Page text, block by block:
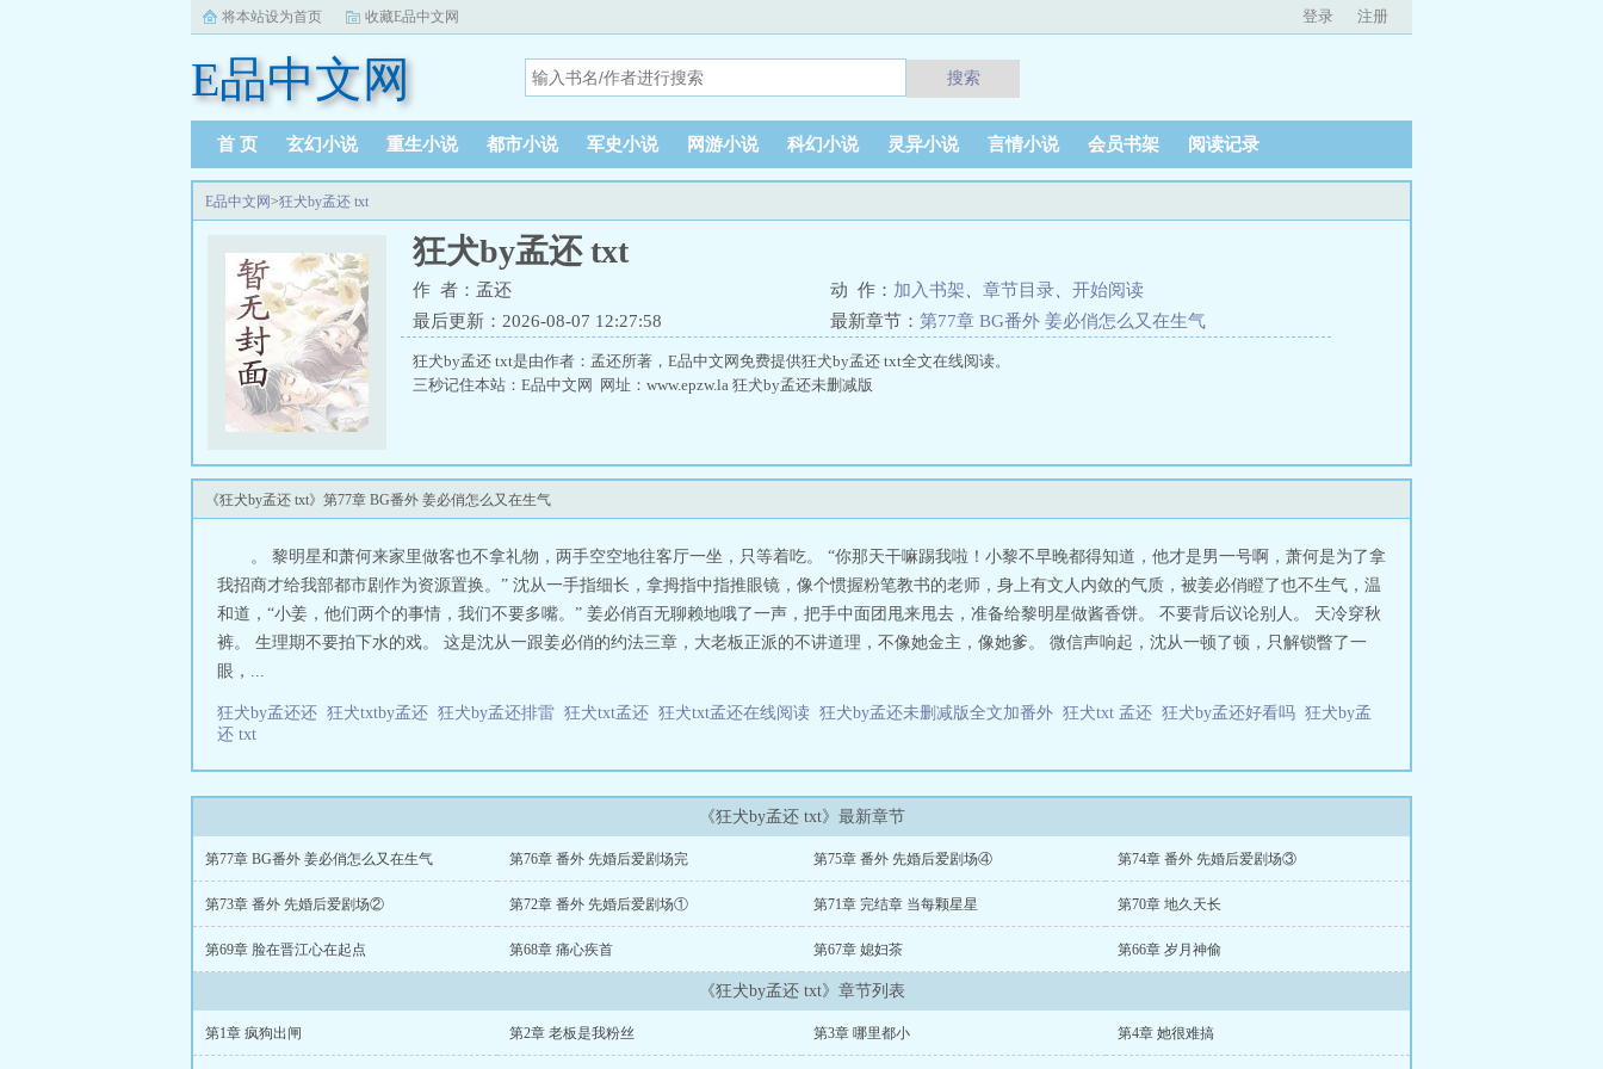
将本站设为首页 收藏E品中文网 登录 注册
E品中文网 搜索
首 页 玄幻小说 重生小说 都市小说 军史小说 网游小说 科幻小说 灵异小说 言情小说 会员书架 阅读记录
E品中文网>狂犬by孟还 txt
狂犬by孟还 txt
作 者：孟还 动 作： 加入书架 章节目录
开始阅读
最后更新：2026-08-07 12:27:58
最新章节： 第77章 BG番外 姜必俏怎么又在生气
狂犬by孟还 txt是由作者：孟还所著，E品中文网免费提供狂犬by孟还 txt全文在线阅读。
三秒记住本站：E品中文网 网址：www.epzw.la 狂犬by孟还未删减版
《狂犬by孟还 txt》第77章 BG番外 姜必俏怎么又在生气
。 黎明星和萧何来家里做客也不拿礼物，两手空空地往客厅一坐，只等着吃。 “你那天干嘛踢我啦！小黎不早晚都得知道，他才是男一号啊，萧何是为了拿
我招商才给我部都市剧作为资源置换。” 沈从一手指细长，拿拇指中指推眼镜，像个惯握粉笔教书的老师，身上有文人内敛的气质，被姜必俏瞪了也不生气，温
和道，“小姜，他们两个的事情，我们不要多嘴。” 姜必俏百无聊赖地哦了一声，把手中面团甩来甩去，准备给黎明星做酱香饼。 不要背后议论别人。 天冷穿秋
裤。 生理期不要拍下水的戏。 这是沈从一跟姜必俏的约法三章，大老板正派的不讲道理，不像她金主，像她爹。 微信声响起，沈从一顿了顿，只解锁瞥了一
眼，...
狂犬by孟还还 狂犬txtby孟还 狂犬by孟还排雷 狂犬txt孟还 狂犬txt孟还在线阅读 狂犬by孟还未删减版全文加番外 狂犬txt 孟还 狂犬by孟还好看吗 狂犬by孟
还 txt
《狂犬by孟还 txt》最新章节
第77章 BG番外 姜必俏怎么又在生气 第76章 番外 先婚后爱剧场完 第75章 番外 先婚后爱剧场④ 第74章 番外 先婚后爱剧场③
第73章 番外 先婚后爱剧场② 第72章 番外 先婚后爱剧场① 第71章 完结章 当每颗星星 第70章 地久天长
第69章 脸在晋江心在起点 第68章 痛心疾首 第67章 媳妇茶 第66章 岁月神偷
《狂犬by孟还 txt》章节列表
第1章 疯狗出闸 第2章 老板是我粉丝 第3章 哪里都小 第4章 她很难搞